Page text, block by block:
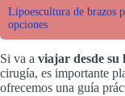
Lipoescultura de brazos
opciones
Si va a viajar desde su
cirugía, es importante
ofrecemos una guía